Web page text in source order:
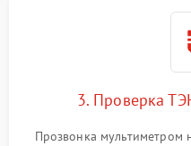
3. Проверка
Прозвонка мультиметром